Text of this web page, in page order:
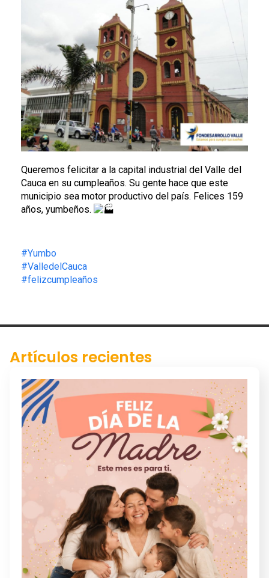
Queremos felicitar a la capital industrial del Valle del
Cauca en su cumpleaños. Su gente hace que este
municipio sea motor productivo del país. Felices 159
años, yumbeños.
#Yumbo
#ValledelCauca
#felizcumpleaños
Artículos recientes